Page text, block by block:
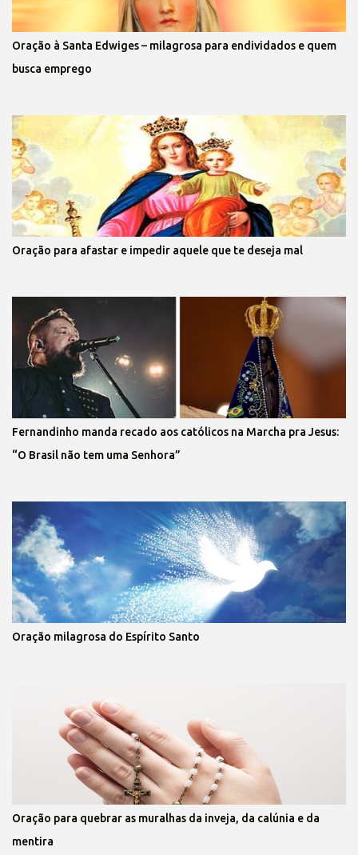
Oração à Santa Edwiges – milagrosa para endividados e quem
busca emprego
Oração para afastar e impedir aquele que te deseja mal
Fernandinho manda recado aos católicos na Marcha pra Jesus:
“O Brasil não tem uma Senhora”
Oração milagrosa do Espírito Santo
Oração para quebrar as muralhas da inveja, da calúnia e da
mentira